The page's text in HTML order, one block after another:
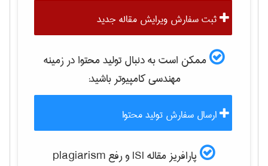
ثبت سفارش ویرایش مقاله جدید
ممکن است به دنبال تولید محتوا در زمینه
مهندسی كامپيوترباشید:
ارسال سفارش تولید محتوا
پارافریز مقاله ISI و رفع plagiarism